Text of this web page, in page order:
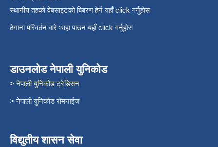
स्थानीय तहको वेबसाइटको बिबरण हेर्न यहाँ click गर्नुहोस
ठेगाना परिवर्तन वारे थाहा पाउन यहाँ click गर्नुहोस
डाउनलोड नेपाली युनिकोड
> नेपाली युनिकोड ट्रेडिसन
> नेपाली युनिकोड रोमनाईज
विद्युतीय शासन सेवा